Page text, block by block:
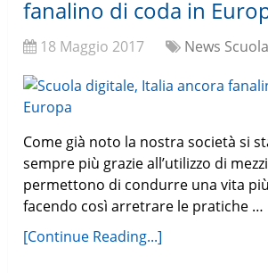
fanalino di coda in
18 Maggio 2017 News
Come già noto la nostra società si
sempre più grazie all’utilizzo di
permettono di condurre una vita
facendo così arretrare le pratiche …
[Continue Reading...]